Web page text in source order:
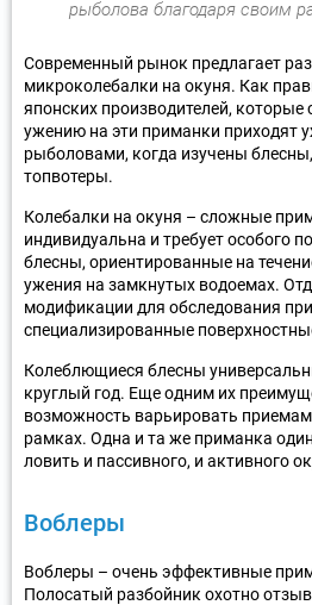
рыболова благодаря своим
Современный рынок предлагает
микроколебалки на окуня. Как
японских производителей, которые
ужению на эти приманки приходят
рыболовами, когда изучены
топвотеры.
Колебалки на окуня – сложные
индивидуальна и требует особого
блесны, ориентированные на
ужения на замкнутых водоемах.
модификации для обследования
специализированные
Колеблющиеся блесны
круглый год. Еще одним их
возможность варьировать
рамках. Одна и та же приманка
ловить и пассивного, и активного
Воблеры
Воблеры – очень эффективные
Полосатый разбойник охотно